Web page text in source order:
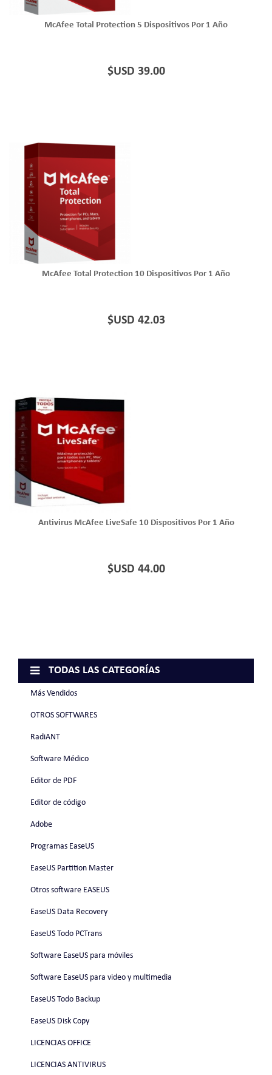
McAfee Total Protection 5 Dispositivos Por 1 Año
$USD 39.00
McAfee Total Protection 10 Dispositivos Por 1 Año
$USD 42.03
Antivirus McAfee LiveSafe 10 Dispositivos Por 1 Año
$USD 44.00
TODAS LAS CATEGORÍAS
Más Vendidos
OTROS SOFTWARES
RadiANT
Software Médico
Editor de PDF
Editor de código
Adobe
Programas EaseUS
EaseUS Partition Master
Otros software EASEUS
EaseUS Data Recovery
EaseUS Todo PCTrans
Software EaseUS para móviles
Software EaseUS para video y multimedia
EaseUS Todo Backup
EaseUS Disk Copy
LICENCIAS OFFICE
LICENCIAS ANTIVIRUS